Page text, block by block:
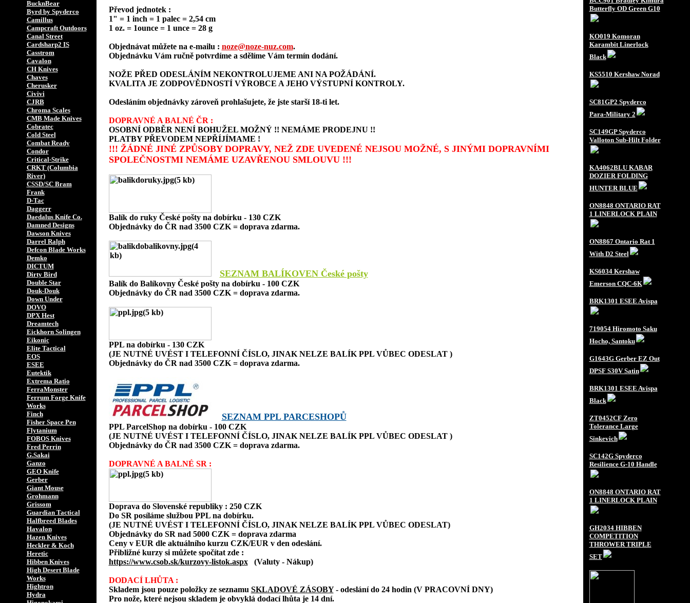
BucknBear
Byrd by Spyderco
Camillus
Campcraft Outdoors
Canal Street
Cardsharp2 IS
Casstrom
Cavalon
CH Knives
Chaves
Cherusker
Civivi
CJRB
Chroma Scales
CMB Made Knives
Cobratec
Cold Steel
Combat Ready
Condor
Critical-Strike
CRKT (Columbia
River)
CSSD/SC Bram
Frank
D-Tac
Daggerr
Daedalus Knife Co.
Damned Designs
Dawson Knives
Darrel Ralph
Defcon Blade Works
Demko
DICTUM
Dirty Bird
Double Star
Douk-Douk
Down Under
DOVO
DPX Hest
Dreamtech
Eickhorn Solingen
Eikonic
Elite Tactical
EOS
ESEE
Eutektik
Extrema Ratio
FerraMonster
Ferrum Forge Knife
Works
Finch
Fisher Space Pen
Flytanium
FOBOS Knives
Fred Perrin
G.Sakai
Ganzo
GEO Knife
Gerber
Giant Mouse
Grohmann
Grissom
Guardian Tactical
Halfbreed Blades
Havalon
Hazen Knives
Heckler & Koch
Heretic
Hibben Knives
High Desert Blade
Works
Hightron
Hydra
Převod jednotek :
1" = 1 inch = 1 palec = 2,54 cm
1 oz. = 1ounce = 1 unce = 28 g
Objednávat můžete na e-mailu : noze@noze-nuz.com.
Objednávku Vám ručně potvrdíme a sdělíme Vám termín dodání.
NOŽE PŘED ODESLÁNÍM NEKONTROLUJEME ANI NA POŽÁDÁNÍ.
KVALITA JE ZODPOVĚDNOSTÍ VÝROBCE A JEHO VÝSTUPNÍ KONTROLY.
Odesláním objednávky zároveň prohlašujete, že jste starší 18-ti let.
DOPRAVNÉ A BALNÉ ČR :
OSOBNÍ ODBĚR NENÍ BOHUŽEL MOŽNÝ !! NEMÁME PRODEJNU !!
PLATBY PŘEVODEM NEPŘÍJÍMAME !
!!! ŽÁDNÉ JINÉ ZPŮSOBY DOPRAVY, NEŽ ZDE UVEDENÉ NEJSOU MOŽNÉ, S JINÝMI DOPRAVNÍMI
SPOLEČNOSTMI NEMÁME UZAVŘENOU SMLOUVU !!!
Balík do ruky České pošty na dobírku - 130 CZK
Objednávky do ČR nad 3500 CZK = doprava zdarma.
SEZNAM BALÍKOVEN České pošty
Balík do Balíkovny České pošty na dobírku - 100 CZK
Objednávky do ČR nad 3500 CZK = doprava zdarma.
PPL na dobírku - 130 CZK
(JE NUTNÉ UVÉST I TELEFONNÍ ČÍSLO, JINAK NELZE BALÍK PPL VŮBEC ODESLAT )
Objednávky do ČR nad 3500 CZK = doprava zdarma.
SEZNAM PPL PARCESHOPŮ
PPL ParcelShop na dobírku - 100 CZK
(JE NUTNÉ UVÉST I TELEFONNÍ ČÍSLO, JINAK NELZE BALÍK PPL VŮBEC ODESLAT )
Objednávky do ČR nad 3500 CZK = doprava zdarma.
DOPRAVNÉ A BALNÉ SR :
Doprava do Slovenské republiky : 250 CZK
Do SR posíláme službou PPL na dobírku.
(JE NUTNÉ UVÉST I TELEFONNÍ ČÍSLO, JINAK NELZE BALÍK PPL VŮBEC ODESLAT)
Objednávky do SR nad 5000 CZK = doprava zdarma
Ceny v EUR dle aktuálního kurzu CZK/EUR v den odeslání.
Přibližné kurzy si můžete spočítat zde :
https://www.csob.sk/kurzovy-listok.aspx
(Valuty - Nákup)
DODACÍ LHŮTA :
Skladem jsou pouze položky ze seznamu SKLADOVÉ ZÁSOBY - odeslání do 24 hodin (V PRACOVNÍ DNY)
Pro nože, které nejsou skladem je obvyklá dodací lhůta je 14 dní.
Butterfly OD Green G10
KO019 Komoran
Karambit Linerlock
Black
KS5510 Kershaw Norad
SC81GP2 Spyderco
Para-Military 2
SC149GP Spyderco
Valloton Sub-Hilt Folder
KA4062BLU KABAR
DOZIER FOLDING
HUNTER BLUE
ON8848 ONTARIO RAT
1 LINERLOCK PLAIN
ON8867 Ontario Rat 1
With D2 Steel
KS6034 Kershaw
Emerson CQC-6K
BRK1301 ESEE Avispa
719054 Hiromoto Saku
Hocho, Santoku
G1643G Gerber EZ Out
DPSF S30V Satin
BRK1301 ESEE Avispa
Black
ZT0452CF Zero
Tolerance Large
Sinkevich
SC142G Spyderco
Resilience G-10 Handle
ON8848 ONTARIO RAT
1 LINERLOCK PLAIN
GH2034 HIBBEN
COMPETITION
THROWER TRIPLE
SET